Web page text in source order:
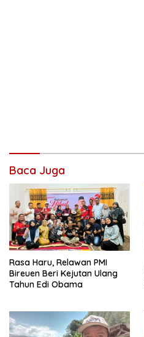
Baca Juga
Rasa Haru, Relawan PMI
Bireuen Beri Kejutan Ulang
Tahun Edi Obama